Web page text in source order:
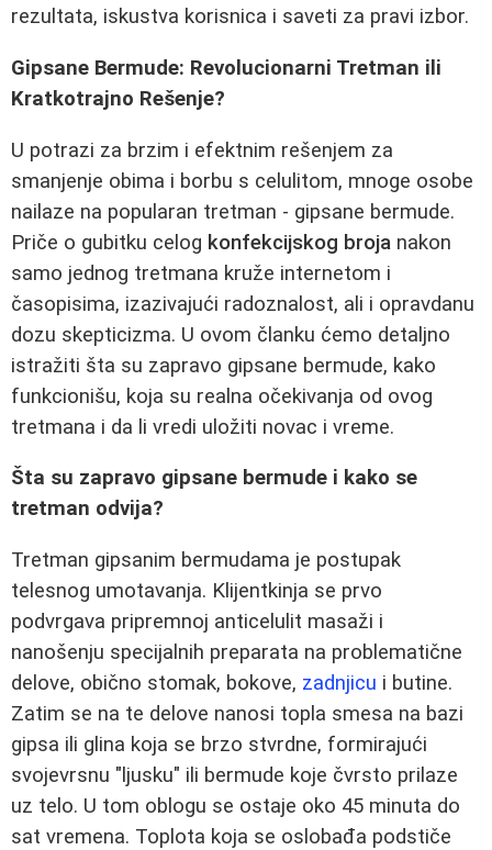
rezultata, iskustva korisnica i saveti za pravi izbor.
Gipsane Bermude: Revolucionarni Tretman ili
Kratkotrajno Rešenje?
U potrazi za brzim i efektnim rešenjem za
smanjenje obima i borbu s celulitom, mnoge osobe
nailaze na popularan tretman - gipsane bermude.
Priče o gubitku celog konfekcijskog broja nakon
samo jednog tretmana kruže internetom i
časopisima, izazivajući radoznalost, ali i opravdanu
dozu skepticizma. U ovom članku ćemo detaljno
istražiti šta su zapravo gipsane bermude, kako
funkcionišu, koja su realna očekivanja od ovog
tretmana i da li vredi uložiti novac i vreme.
Šta su zapravo gipsane bermude i kako se
tretman odvija?
Tretman gipsanim bermudama je postupak
telesnog umotavanja. Klijentkinja se prvo
podvrgava pripremnoj anticelulit masaži i
nanošenju specijalnih preparata na problematične
delove, obično stomak, bokove, zadnjicu i butine.
Zatim se na te delove nanosi topla smesa na bazi
gipsa ili glina koja se brzo stvrdne, formirajući
svojevrsnu "ljusku" ili bermude koje čvrsto prilaze
uz telo. U tom oblogu se ostaje oko 45 minuta do
sat vremena. Toplota koja se oslobađa podstiče